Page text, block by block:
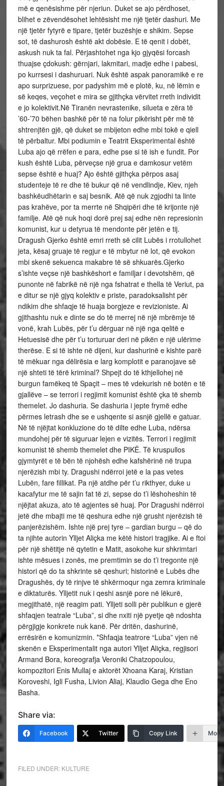
më e qenësishme për njeriun. Duket se ajo përdhoset,
blihet e zëvendësohet lehtësisht me një tjetër dashuri. Me
një tjetër fytyrë e tipare, tjetër buzëshje e shikim. Sepse
sot, të dashurosh është akt dobësie. E të qenit i dobët,
askush nuk ta fal. Përjashtohet nga kjo gjyqësi forcash
thuajse çdokush: gërnjari, lakmitari, madje edhe i pabesi,
po kurrsesi i dashuruari. Nuk është aspak panoramikë e re
apo surprizuese, por padyshim më e plotë, ku, në lëmin e
së keqes, veçohet e mira se gjithçka vërvitet rreth individit
e jo kolektivit.Në Tiranën nevrastenike, silueta e zëra të
’60-’70 bëhen bashkë për të na folur pikërisht për më të
shtrenjtën gjë, që duket se mbijeton edhe mbi tokë e qiell
të përbaltur. Mbi podiumin e Teatrit Eksperimental është
Luba ajo që rrëfen e para, edhe pse si të ish e fundit. Por
kush është Luba, përveçse një grua e damkosur vetëm
sepse është e huaj? Ajo është gjithçka përpos asaj
studenteje të re dhe të bukur që në vendlindje, Kiev, njeh
bashkëudhëtarin e saj besnik. Atë që nuk zgjodhi ta linte
pas krahëve, por ta merrte në Shqipëri dhe të krijonte një
familje. Atë që nuk hoqi dorë prej saj edhe nën represionin
komunist, kur u detyrua të mendonte për jetën e tij.
Dragush Gjerko është emri rreth së cilit Lubës i rrotullohet
jeta, kësaj gruaje të regjur e të mbytur në lot, që evokon
mbi skenë sekuenca makabre të së shkuarës.Gjerko
s’ishte veçse një bashkëshort e familjar i devotshëm, që
punonte në fabrikë në një nga fshatrat e thella të Veriut, pa
e ditur se një gjyq kolektiv e priste, paradoksalisht për
ndikim dhe shfaqje të huaja borgjeze e revizioniste. Ai
gjithashtu nuk e dinte se do të merrej në një mbrëmje të
vonë, krah Lubës, për t’u dërguar në një nga qelitë e
Hetuesisë dhe për t’u torturuar deri në pikën e një ulërime
therëse. E si të ishte në dijeni, kur dashurinë e kishte parë
të mëkuar nga dëlirësia e larg komplotit e paranojave së
një shteti të tërë kriminal? Shpejt do të kthjellohej në
burgun famëkeq të Spaçit – mes të vdekurish në botën e të
gjallëve – se terrori i regjimit komunist është çka të shemb
themelet. Jo dashuria. Se dashuria i jepte frymë edhe
përmes letrash dhe se e ushqente si asnjë gjellë e gatuar.
Në të njëjtat konkluzione do të dilte edhe Luba, ndërsa
mundohej për të siguruar lejen e vizitës. Terrori i regjimit
komunist të shemb themelet dhe PIKË. Të kruspullos
gjymtyrët e të bën të njohësh edhe kafshërinë në trupa
njerëzish mbi ty. Dragushi ndërroi jetë e la pas vetes
Lubën, fare fillikat. Pa një atdhe për t’u rikthyer, duke u
kacafytur me të sajin fat të zi, sepse do t’i lëshoheshin të
njëjtat akuza, ato të agjentes së huaj. Por Dragushi ndërroi
jetë dhe mbajti me të qeshura edhe një grusht njerëzish të
panjerëzishëm. Ishte një prej tyre – gardian burgu – që do
ta njihte autorin Ylljet Aliçka me këtë histori tragjike. Ai e ftoi
për një shëtitje në qytetin e Matit, asokohe kur shkrimtari
ishte mësues i zonës, me premtimin se do t’i tregonte një
histori që do ta shkrinte së qeshuri; historinë e Lubës dhe
Dragushës, dy të rinjve të shkërmoqur nga zemra kriminale
e diktaturës. Ylljetit nuk i qeshi asnjë pore në lëkurë,
megjithatë, një reagim pati. Ylljeti solli për publikun e gjerë
shfaqjen teatrale “Luba”, si dhe nxiti një pyetje që ndoshta
përgjigje konkrete nuk kanë. Për dritën, dashurinë,
errësirën e komunizmin. *Shfaqja teatrore “Luba” vjen në
skenën e Eksperimentalit nga autori Ylljet Aliçka, regjisori
Armand Bora, koreografja Veroniki Chatzopoulou,
kompozitori Enis Mullaj e aktorët Xhoana Karaj, Kristian
Koroveshi, Igli Fusha, Livion Aliaj, Klaudio Gega dhe Eno
Basha.
Share via:
Facebook Twitter Copy Link More
FILED UNDER: KULTURE